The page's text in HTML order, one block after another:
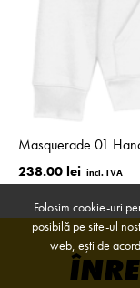
Masquerade 01
238.00 lei
Folosim cookie-uri
posibilă pe site-ul
web, ești de